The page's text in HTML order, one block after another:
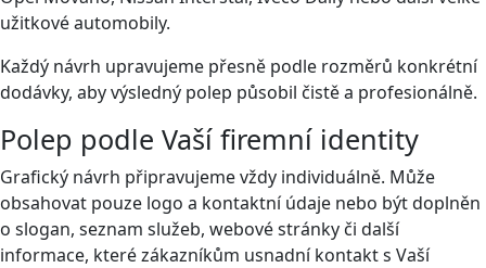
užitkové automobily.
Každý návrh upravujeme přesně podle rozměrů konkrétní
dodávky, aby výsledný polep působil čistě a profesionálně.
Polep podle Vaší firemní identity
Grafický návrh připravujeme vždy individuálně. Může
obsahovat pouze logo a kontaktní údaje nebo být doplněn
o slogan, seznam služeb, webové stránky či další
informace, které zákazníkům usnadní kontakt s Vaší